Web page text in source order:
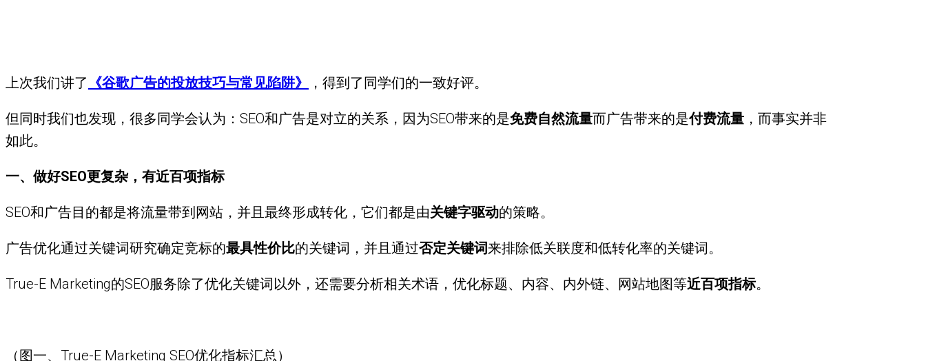
上次我们讲了 《谷歌广告的投放技巧与常见陷阱》 ，得到了同学们的一致好评。
但同时我们也发现，很多同学会认为：SEO和广告是对立的关系，因为SEO带来的是免费自然流量而广告带来的是付费流量 ，而事实并非
如此。
一、做好SEO更复杂，有近百项指标
SEO和广告目的都是将流量带到网站，并且最终形成转化，它们都是由关键字驱动的策略。
广告优化通过关键词研究确定竞标的最具性价比的关键词，并且通过否定关键词来排除低关联度和低转化率的关键词。
True-E Marketing的SEO服务除了优化关键词以外，还需要分析相关术语，优化标题、内容、内外链、网站地图等近百项指标。
（图一、True-E Marketing SEO优化指标汇总）